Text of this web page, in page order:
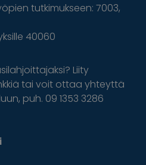
tutkimukseen: 7003,
40060
Liity
tai voit ottaa yhteyttä
puh. 09 1353 3286